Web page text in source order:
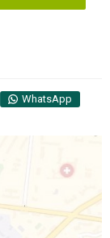
WhatsApp